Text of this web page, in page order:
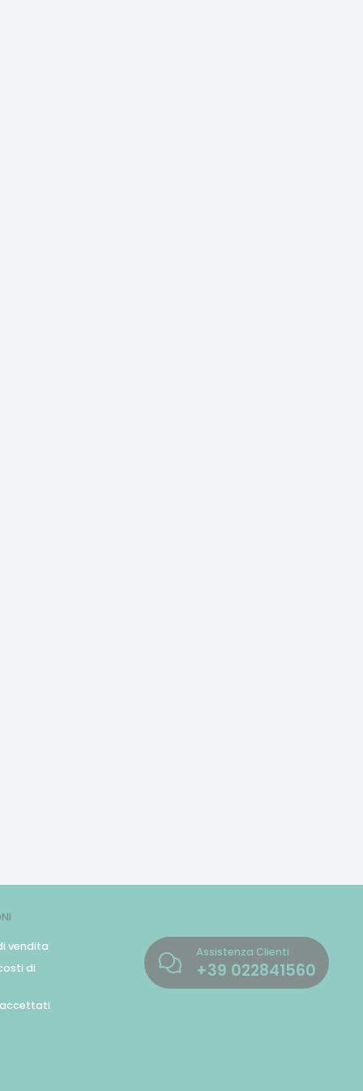
vendita
di
Assistenza Clienti
+39 022841560